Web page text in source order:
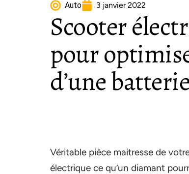
Auto 3 janvier 2022
Scooter
pour
d’une batterie
Véritable pièce maitresse de
électrique ce qu’un diamant